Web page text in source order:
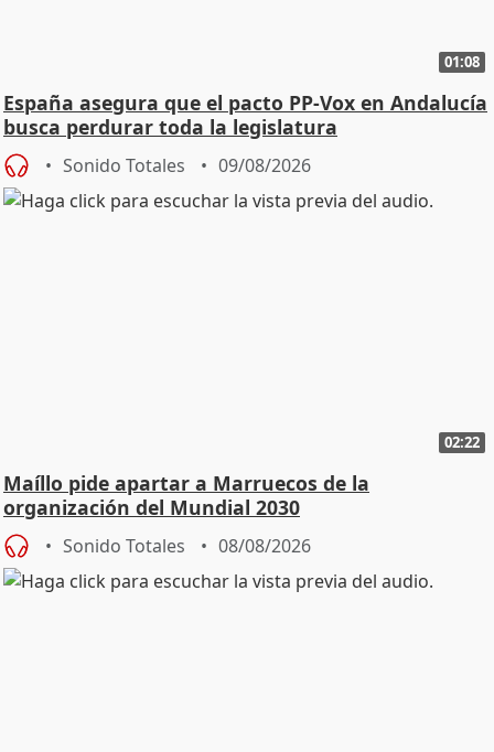
01:08
España asegura que el pacto PP-Vox en Andalucía
busca perdurar toda la legislatura
Sonido Totales 09/08/2026
02:22
Maíllo pide apartar a Marruecos de la
organización del Mundial 2030
Sonido Totales 08/08/2026